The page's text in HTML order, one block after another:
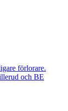
förlorare.
och BE